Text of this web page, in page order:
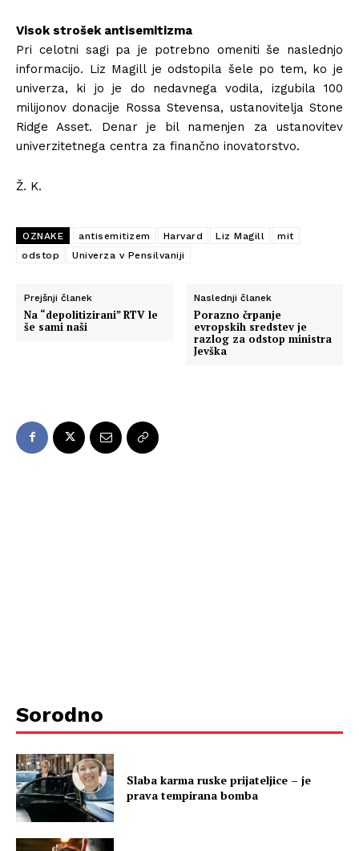
Visok strošek antisemitizma
Pri celotni sagi pa je potrebno omeniti še naslednjo
informacijo. Liz Magill je odstopila šele po tem, ko je
univerza, ki jo je do nedavnega vodila, izgubila 100
milijonov donacije Rossa Stevensa, ustanovitelja Stone
Ridge Asset. Denar je bil namenjen za ustanovitev
univerzitetnega centra za finančno inovatorstvo.
Ž. K.
OZNAKE antisemitizem Harvard Liz Magill
mit
odstop
Univerza v Pensilvaniji
Prejšnji članek
Na “depolitizirani” RTV le
še sami naši
Naslednji članek
Porazno črpanje
evropskih sredstev je
razlog za odstop ministra
Jevška
Sorodno
Slaba karma ruske prijateljice – je
prava tempirana bomba